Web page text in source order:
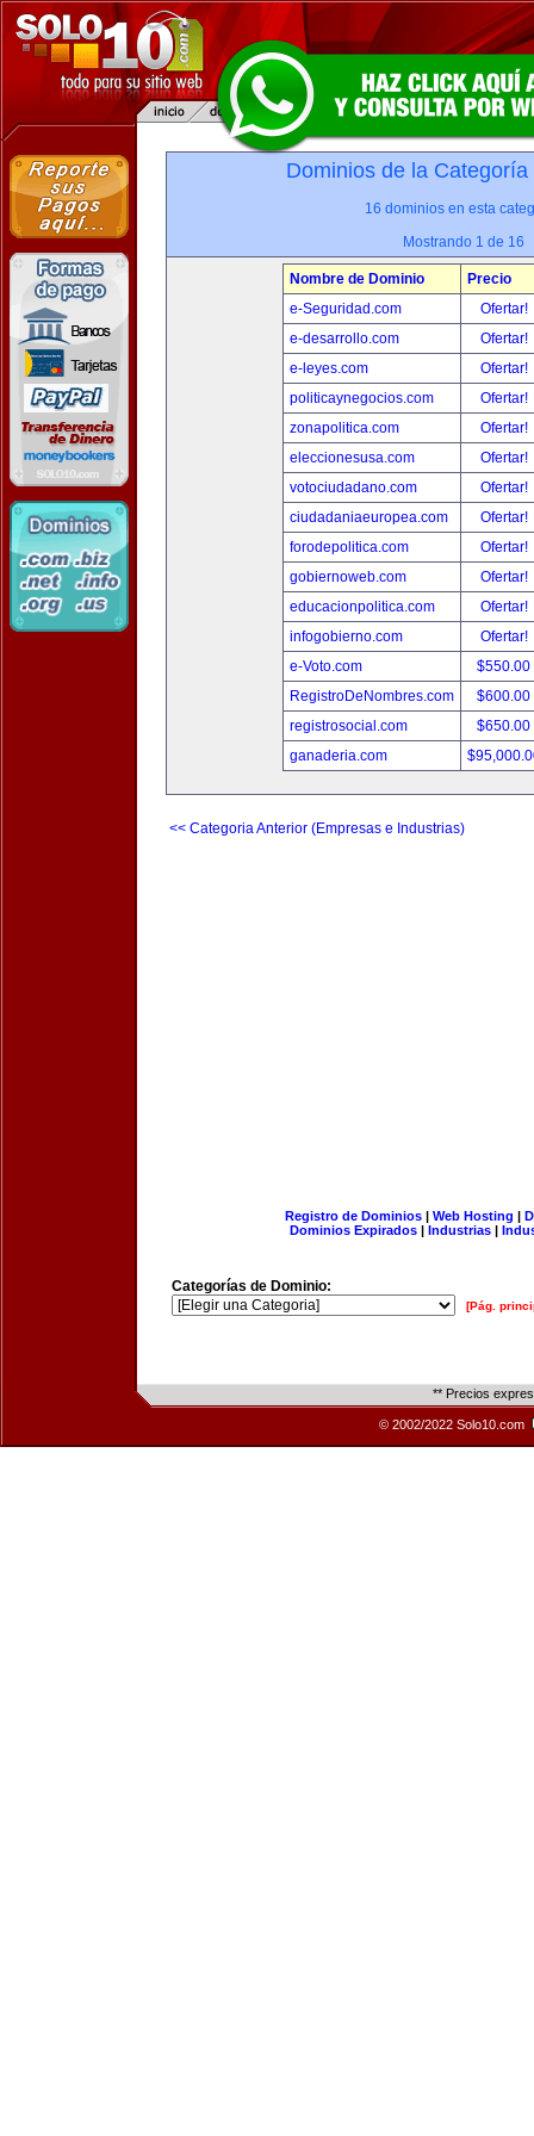
Dominios de la
16 dominios en esta
Mostrando 1 de 16
Nombre de Dominio
Precio
e-Seguridad.com
Ofertar!
e-desarrollo.com
Ofertar!
e-leyes.com
Ofertar!
politicaynegocios.com
Ofertar!
zonapolitica.com
Ofertar!
eleccionesusa.com
Ofertar!
votociudadano.com
Ofertar!
ciudadaniaeuropea.com
Ofertar!
forodepolitica.com
Ofertar!
gobiernoweb.com
Ofertar!
educacionpolitica.com
Ofertar!
infogobierno.com
Ofertar!
e-Voto.com
$550.00
RegistroDeNombres.com
$600.00
registrosocial.com
$650.00
ganaderia.com
<< Categoria Anterior (Empresas e Industrias)
Registro de Dominios| Web Hosting |
Dominios Expirados | Industrias |
Categorías de Dominio:
[Pág.
** Precios
© 2002/2022 Solo10.com